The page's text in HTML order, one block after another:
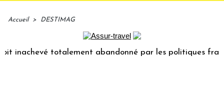
Accueil > DESTIMAG
inachevé totalement abandonné par les politiques